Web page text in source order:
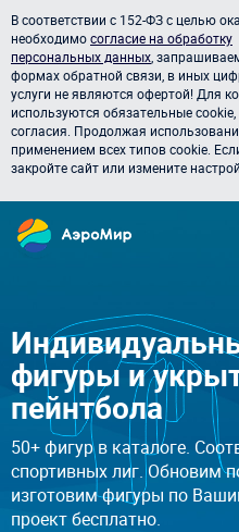
В соответствии с 152-ФЗ с целью
необходимосогласие на обработку
персональных данных ,
формах обратной связи, в иных
услуги не являются офертой! Для
используются обязательные
согласия. Продолжая
применением всех типов cookie.
закройте сайт или измените
фигуры и
пейнтбола
50+ фигур в каталоге.
спортивных лиг. Обновим
изготовим фигуры по
проект бесплатно.